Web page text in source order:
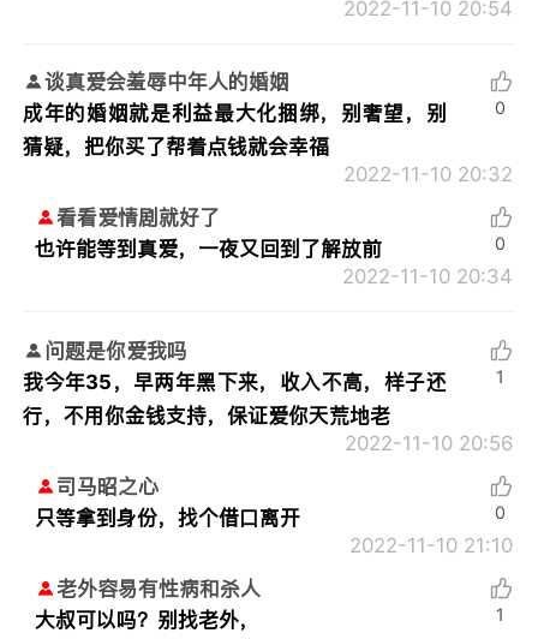
2022-11-10 20:54
谈真爱会羞辱中年人的婚姻
成年的婚姻就是利益最大化捆绑，别奢望，别
猜疑，把你买了帮着点钱就会幸福
2022-11-10 20:32
0
看看爱情剧就好了
也许能等到真爱，一夜又回到了解放前
2022-11-10 20:34
0
问题是你爱我吗
我今年35，早两年黑下来，收入不高，样子还
行，不用你金钱支持，保证爱你天荒地老
2022-11-10 20:56
1
司马昭之心
只等拿到身份，找个借口离开
2022-11-10 21:10
0
老外容易有性病和杀人
大叔可以吗？别找老外，
1